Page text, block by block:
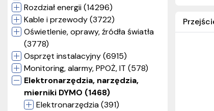
Rozdział energii (14296)
Kable i przewody (3722)
Oświetlenie, oprawy, źródła światła
(3778)
Osprzęt instalacyjny (6915)
Monitoring, alarmy, PPOŻ, IT (578)
Elektronarzędzia, narzędzia,
mierniki DYMO (1468)
Elektronarzędzia (391)